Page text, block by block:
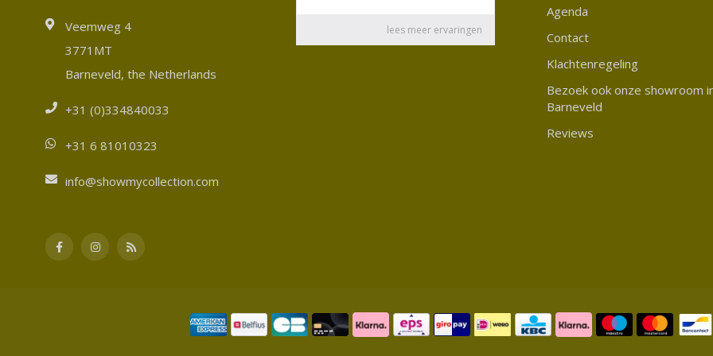
Veemweg 4
3771MT
Barneveld, the Netherlands
+31 (0)334840033
+31 6 81010323
info@showmycollection.com
Agenda
Contact
Klachtenregeling
Bezoek ook onze showroom
Barneveld
Reviews